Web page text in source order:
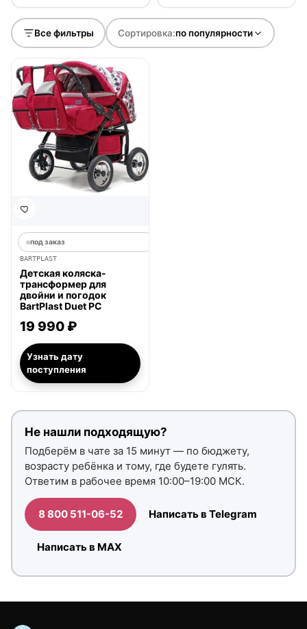
Все фильтры Сортировка:по популярности
под заказ
BARTPLAST
Детская коляска-
трансформер для
двойни и погодок
BartPlast Duet PC
19 990 ₽
Узнать дату
поступления
Не нашли подходящую?
Подберём в чате за 15 минут — по бюджету,
возрасту ребёнка и тому, где будете гулять.
Ответим в рабочее время 10:00–19:00 МСК.
8 800 511-06-52 Написать в Telegram
Написать в MAX